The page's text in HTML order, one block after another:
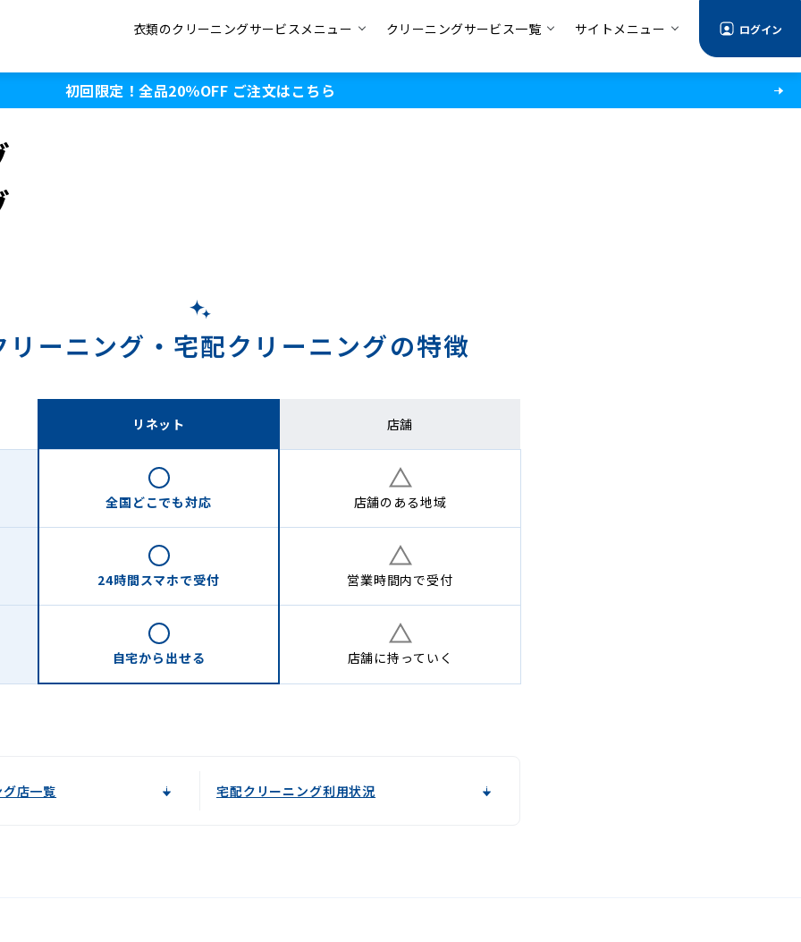
衣類のクリーニングサービスメニュー クリーニングサービス一覧 サイトメニュー ログイン
初回限定！全品20％OFF ご注文はこちら
リーニング・ 宅配クリーニングの特徴
リネット 店舗
全国どこでも対応 店舗の ある地域
24時間スマホで受付 営業時間内で受付
自宅から 出せる 店舗に持っていく
店一覧 宅配クリーニング利用状況